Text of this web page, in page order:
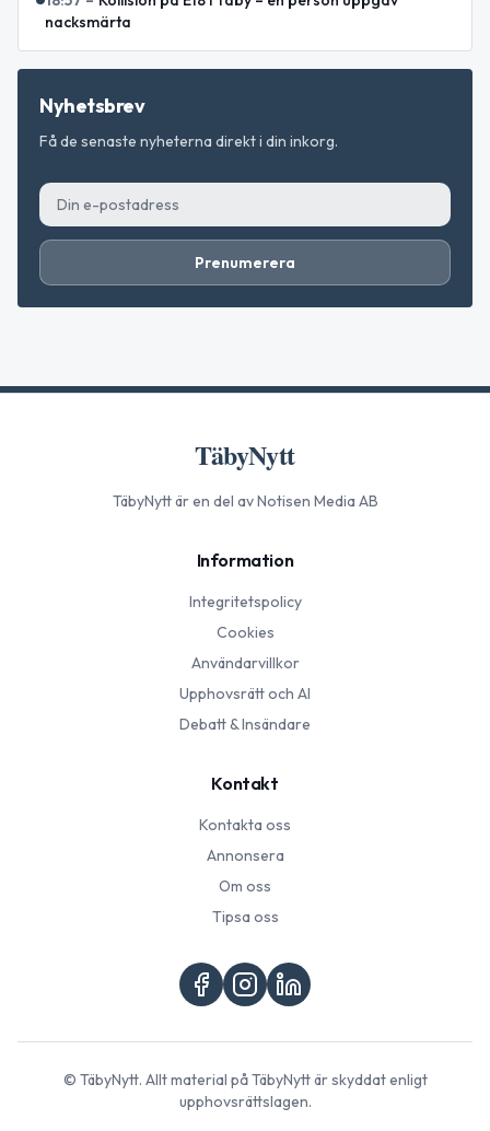
nacksmärta
Nyhetsbrev
Få de senaste nyheterna direkt i din inkorg.
Prenumerera
TäbyNytt
TäbyNyttär en del av Notisen Media AB
Information
Integritetspolicy
Cookies
Användarvillkor
Upphovsrätt och AI
Debatt & Insändare
Kontakt
Kontakta oss
Annonsera
Om oss
Tipsa oss
© TäbyNytt. Allt material påTäbyNyttär skyddat enligt
upphovsrättslagen.